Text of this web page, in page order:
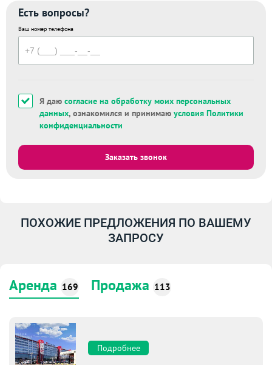
Есть вопросы?
Ваш номер телефона
Я даю согласие на обработку моих персональных
данных, ознакомился и принимаю условия Политики
конфиденциальности
Заказать звонок
ПОХОЖИЕ ПРЕДЛОЖЕНИЯ ПО ВАШЕМУ
ЗАПРОСУ
Аренда 169 Продажа 113
Подробнее